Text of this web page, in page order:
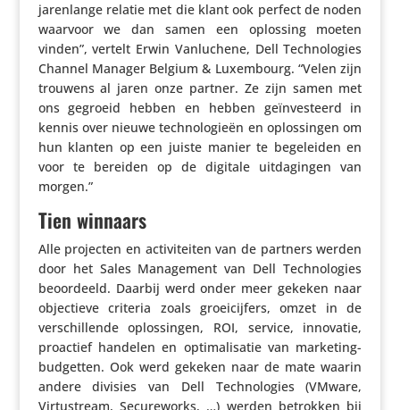
jaren­lange relatie met die klant ook perfect de noden
waarvoor we dan samen een oplossing moeten
vinden”, vertelt Erwin Vanlu­chene, Dell Tech­no­lo­gies
Channel Manager Belgium & Luxem­bourg. “Velen zijn
trouwens al jaren onze partner. Ze zijn samen met
ons gegroeid hebben en hebben geïn­ves­teerd in
kennis over nieuwe tech­no­lo­gieën en oplos­singen om
hun klanten op een juiste manier te bege­leiden en
voor te bereiden op de digitale uitda­gingen van
morgen.”
Tien winnaars
Alle projecten en acti­vi­teiten van de partners werden
door het Sales Mana­ge­ment van Dell Tech­no­lo­gies
beoor­deeld. Daarbij werd onder meer gekeken naar
objec­tieve criteria zoals groei­cij­fers, omzet in de
verschil­lende oplos­singen, ROI, service, innovatie,
proactief handelen en opti­ma­li­satie van marke­ting­
bud­getten. Ook werd gekeken naar de mate waarin
andere divisies van Dell Tech­no­lo­gies (VMware,
Virtustream, Secu­re­works, …) werden betrokken bij